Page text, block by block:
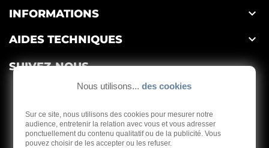
INFORMATIONS 
AIDES TECHNIQUES 
SUIVEZ-NOUS
Depuis 1959
Nous utilisons... des cookies
Sur ce site, nous utilisons des cookies pour mesurer notre
audience, entretenir la relation avec vous et vous adresser
ponctuellement du contenu qualitatif ou de la publicité. Vous
pouvez choisir de les accepter ou les refuser.